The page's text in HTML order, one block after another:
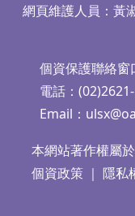
網頁維護人員：黃
個資保護聯絡窗
電話：
Email：
本網站著作權屬
個資政策｜ 隱私